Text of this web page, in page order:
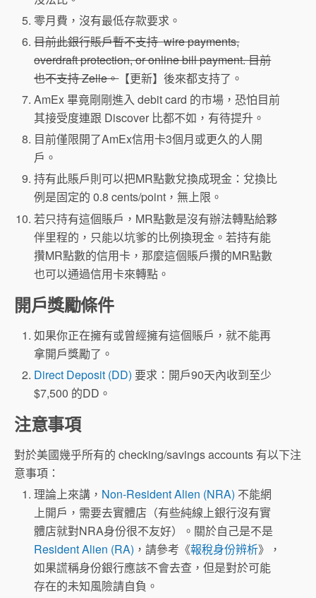
零月費，沒有最低存款要求。
目前此銀行賬戶暫不支持 wire payments,
overdraft protection, or online bill payment. 目前
也不支持 Zelle。【更新】後來都支持了。
AmEx 畢竟剛剛進入 debit card 的市場，恐怕目前
其接受度連跟 Discover 比都不如，有待提升。
目前僅限開了AmEx信用卡3個月或更久的人開
戶。
持有此賬戶則可以把MR點數兌換成現金：兌換比
例是固定的 0.8 cents/point，無上限。
若只持有這個賬戶，MR點數是沒有辦法轉點給夥
伴里程的，只能以坑爹的比例換現金。若持有能
攢MR點數的信用卡，那麼這個賬戶攢的MR點數
也可以通過信用卡來轉點。
開戶獎勵條件
如果你正在擁有或曾經擁有這個賬戶，就不能再
拿開戶獎勵了。
Direct Deposit (DD) 要求：開戶90天內收到至少
$7,500 的DD。
注意事項
對於美國幾乎所有的 checking/savings accounts 有以下注
意事項：
理論上來講， Non-Resident Alien (NRA) 不能網
上開戶，需要去實體店（有些純線上銀行沒有實
體店就對NRA身份很不友好）。關於自己是不是
Resident Alien (RA) ，請參考《報稅身份辨析》，
如果謊稱身份銀行應該不會去查，但是對於可能
存在的未知風險請自負。